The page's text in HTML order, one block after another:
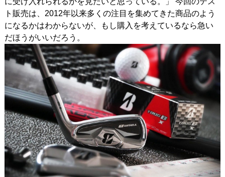
ト販売は、2012年以来多くの注目を集めてきた商品のよう
になるかはわからないが、もし購入を考えているなら急い
だほうがいいだろう。